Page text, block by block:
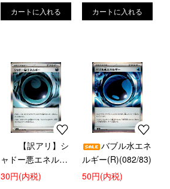
【訳アリ】シ
ャドー悪エネルギ
ー(R)(081/081)
30円(内税)
バブル水エネ
ルギー(R)(082/83)
50円(内税)